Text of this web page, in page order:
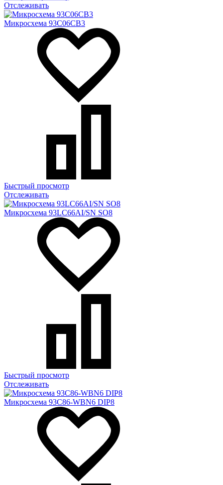
Отслеживать
Микросхема 93C06CB3
Быстрый просмотр
Отслеживать
Микросхема 93LC66AI/SN SO8
Быстрый просмотр
Отслеживать
Микросхема 93C86-WBN6 DIP8